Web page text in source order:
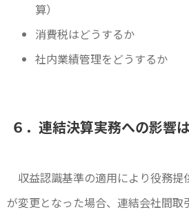
算）
消費税はどうするか
社内業績管理をどうするか
６．連結決算実務への影響
収益認識基準の適用により役務提
が変更となった場合、連結会社間取